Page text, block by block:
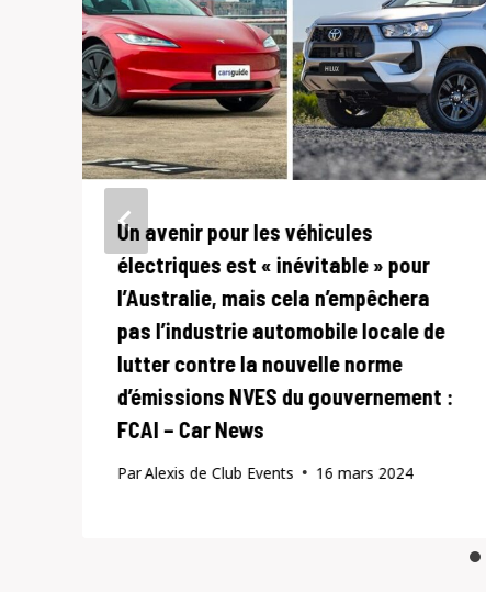
Un avenir pour les véhicules
électriques est « inévitable » pour
l’Australie, mais cela n’empêchera
pas l’industrie automobile locale de
lutter contre la nouvelle norme
d’émissions NVES du gouvernement :
FCAI – Car News
ParAlexis de Club Events 16 mars 2024